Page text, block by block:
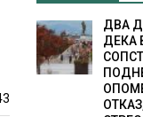
ДВА
ДЕКА